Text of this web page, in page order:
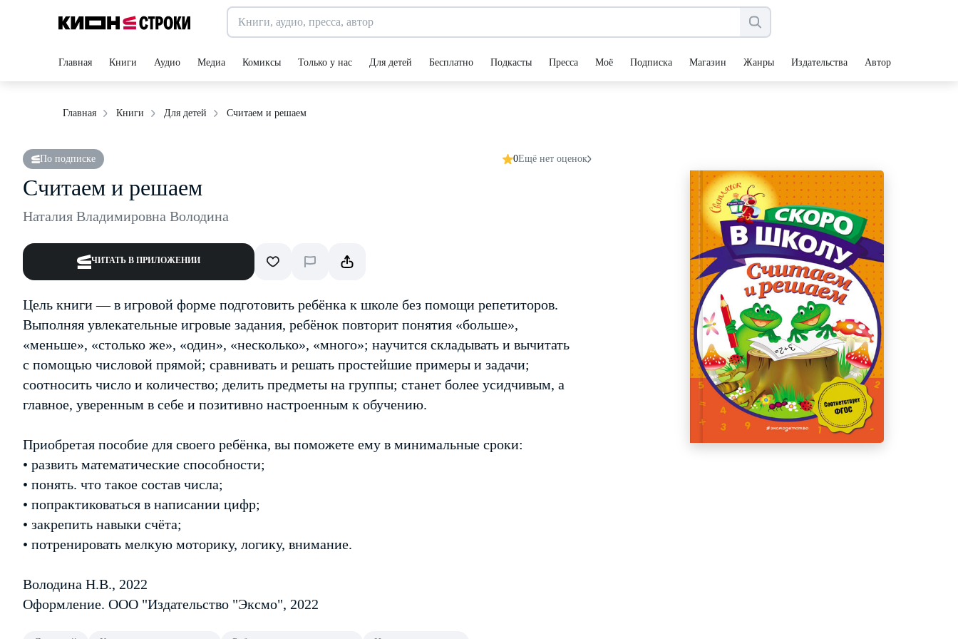
Главная Книги Аудио Медиа Комиксы Только у нас Для детей Бесплатно Подкасты Пресса Моё Подписка Магазин Жанры Издательства Авторы
Главная Книги Для детей Считаем и решаем
По подписке 0Ещё нет оценок
Считаем и решаем
Наталия Владимировна Володина
ЧИТАТЬ В ПРИЛОЖЕНИИ
Цель книги — в игровой форме подготовить ребёнка к школе без помощи репетиторов.
Выполняя увлекательные игровые задания, ребёнок повторит понятия «больше»,
«меньше», «столько же», «один», «несколько», «много»; научится складывать и вычитать
с помощью числовой прямой; сравнивать и решать простейшие примеры и задачи;
соотносить число и количество; делить предметы на группы; станет более усидчивым, а
главное, уверенным в себе и позитивно настроенным к обучению.
Приобретая пособие для своего ребёнка, вы поможете ему в минимальные сроки:
• развить математические способности;
• понять. что такое состав числа;
• попрактиковаться в написании цифр;
• закрепить навыки счёта;
• потренировать мелкую моторику, логику, внимание.
Володина Н.В., 2022
Оформление. ООО "Издательство "Эксмо", 2022